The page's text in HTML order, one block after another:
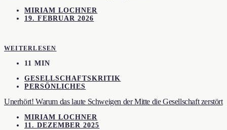
MIRIAM LOCHNER
19. FEBRUAR 2026
WEITERLESEN
11 MIN
GESELLSCHAFTSKRITIK
PERSÖNLICHES
Unerhört! Warum das laute Schweigen der Mitte die Gesellschaft zerstört
MIRIAM LOCHNER
11. DEZEMBER 2025